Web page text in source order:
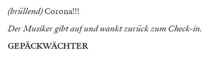
(brüllend)Corona!!!
Der Musiker gibt auf und wankt zurück zum Check-in.
GEPÄCKWÄCHTER